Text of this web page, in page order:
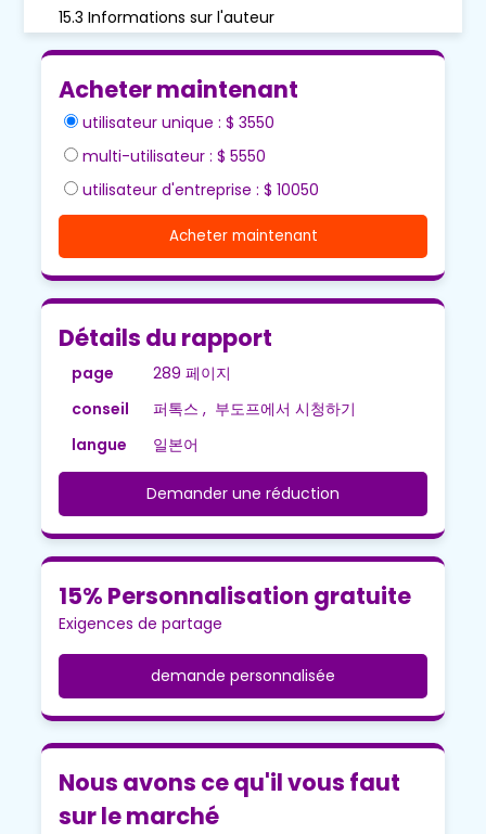
15.3 Informations sur l'auteur
Acheter maintenant
utilisateur unique : $ 3550
multi-utilisateur : $ 5550
utilisateur d'entreprise : $ 10050
Acheter maintenant
Détails du rapport
page
289 페이지
conseil
퍼톡스 , 부도프에서 시청하기
langue
일본어
Demander une réduction
15% Personnalisation gratuite
Exigences de partage
demande personnalisée
Nous avons ce qu'il vous faut
sur le marché